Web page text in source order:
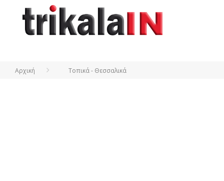
Αρχική Τοπικά - Θεσσαλικά